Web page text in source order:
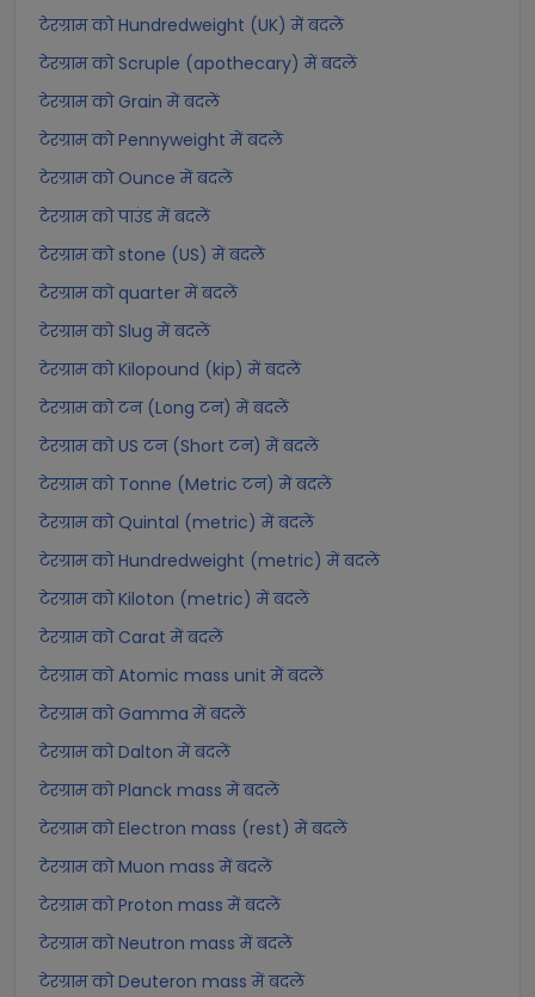
टेरग्राम को Hundredweight (UK) में बदलें
टेरग्राम को Scruple (apothecary) में बदलें
टेरग्राम को Grain में बदलें
टेरग्राम को Pennyweight में बदलें
टेरग्राम को Ounce में बदलें
टेरग्राम को पाउंड में बदलें
टेरग्राम को stone (US) में बदलें
टेरग्राम को quarter में बदलें
टेरग्राम को Slug में बदलें
टेरग्राम को Kilopound (kip) में बदलें
टेरग्राम को टन (Long टन) में बदलें
टेरग्राम को US टन (Short टन) में बदलें
टेरग्राम को Tonne (Metric टन) में बदलें
टेरग्राम को Quintal (metric) में बदलें
टेरग्राम को Hundredweight (metric) में बदलें
टेरग्राम को Kiloton (metric) में बदलें
टेरग्राम को Carat में बदलें
टेरग्राम को Atomic mass unit में बदलें
टेरग्राम को Gamma में बदलें
टेरग्राम को Dalton में बदलें
टेरग्राम को Planck mass में बदलें
टेरग्राम को Electron mass (rest) में बदलें
टेरग्राम को Muon mass में बदलें
टेरग्राम को Proton mass में बदलें
टेरग्राम को Neutron mass में बदलें
टेरग्राम को Deuteron mass में बदलें